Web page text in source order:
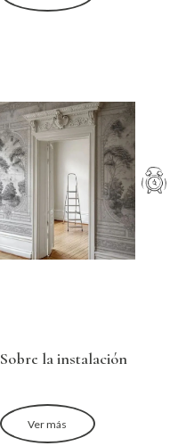
Sobre la instalación
Ver más